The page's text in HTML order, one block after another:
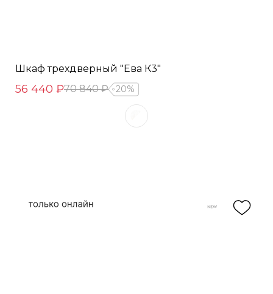
Шкаф трехдверный "Ева К3"
56 440 ₽70 840 ₽ 20%